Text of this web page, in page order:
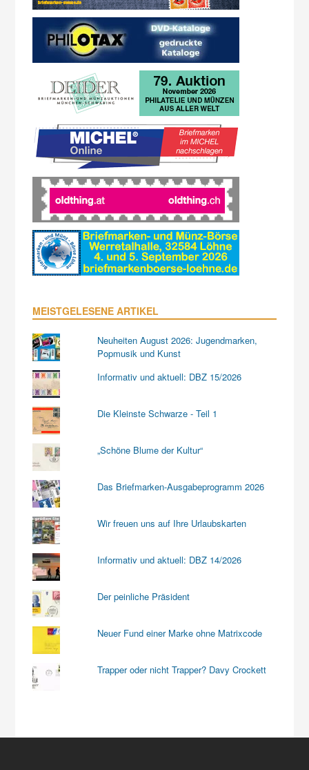
MEISTGELESENE ARTIKEL
Neuheiten August 2026: Jugendmarken,
Popmusik und Kunst
Informativ und aktuell: DBZ 15/2026
Die Kleinste Schwarze - Teil 1
„Schöne Blume der Kultur“
Das Briefmarken-Ausgabeprogramm 2026
Wir freuen uns auf Ihre Urlaubskarten
Informativ und aktuell: DBZ 14/2026
Der peinliche Präsident
Neuer Fund einer Marke ohne Matrixcode
Trapper oder nicht Trapper? Davy Crockett